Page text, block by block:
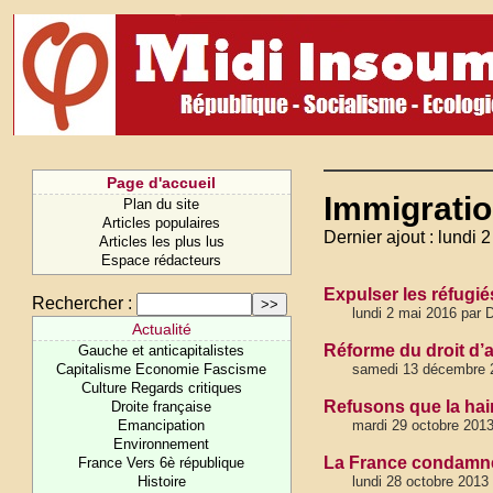
Page d'accueil
Plan du site
Articles populaires
Articles les plus lus
Espace rédacteurs
Rechercher :
Actualité
Gauche et anticapitalistes
Capitalisme Economie Fascisme
Culture Regards critiques
Droite française
Emancipation
Environnement
France Vers 6è république
Histoire
Dernier ajout : lundi
Expulser les
lundi 2 mai 2016 par
Réforme du droit
samedi 13 décembre
Refusons que la
mardi 29 octobre 2013
La France
lundi 28 octobre 2013